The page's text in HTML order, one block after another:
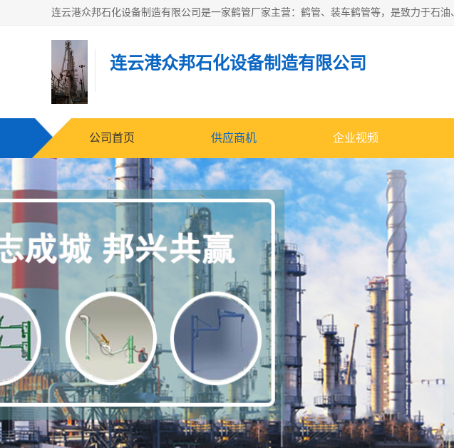
连云港众邦石化设备制造有限公司
公司首页 供应商机 企业视频